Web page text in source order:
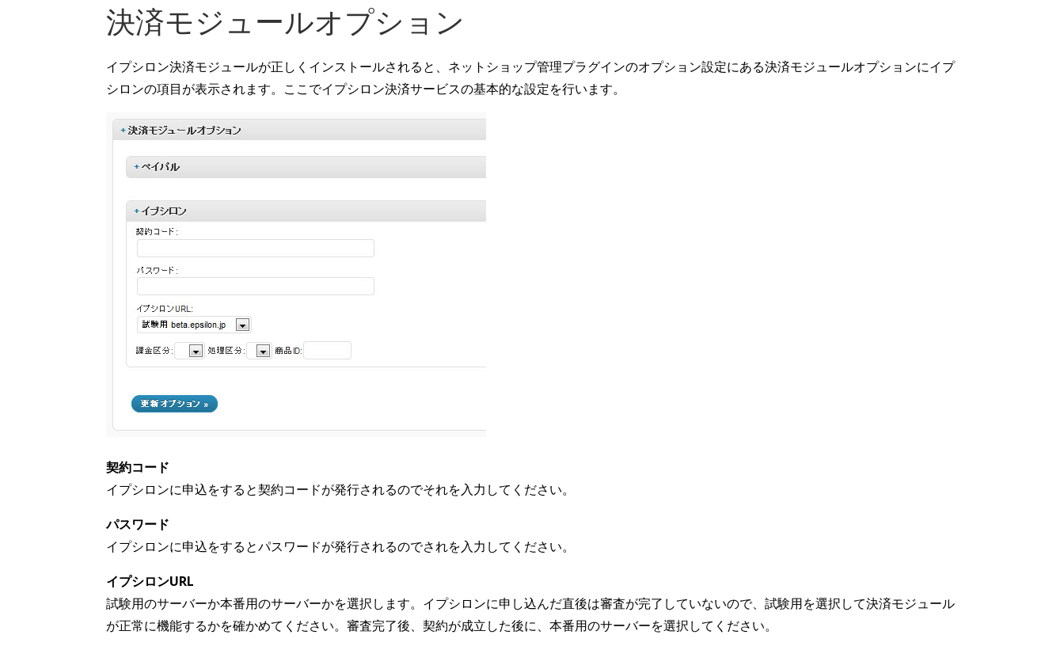
決済モジュールオプション
イプシロン決済モジュールが正しくインストールされると、ネットショップ管理プラグインのオプション設定にある決済モジュールオプションにイプ
シロンの項目が表示されます。ここでイプシロン決済サービスの基本的な設定を行います。
契約コード
イプシロンに申込をすると契約コードが発行されるのでそれを入力してください。
パスワード
イプシロンに申込をするとパスワードが発行されるのでされを入力してください。
イプシロンURL
試験用のサーバーか本番用のサーバーかを選択します。イプシロンに申し込んだ直後は審査が完了していないので、試験用を選択して決済モジュール
が正常に機能するかを確かめてください。審査完了後、契約が成立した後に、本番用のサーバーを選択してください。